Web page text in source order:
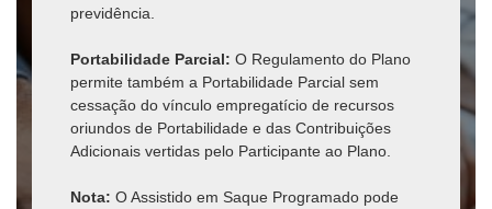
previdência.
Portabilidade Parcial: O Regulamento do Plano
permite também a Portabilidade Parcial sem
cessação do vínculo empregatício de recursos
oriundos de Portabilidade e das Contribuições
Adicionais vertidas pelo Participante ao Plano.
Nota: O Assistido em Saque Programado pode